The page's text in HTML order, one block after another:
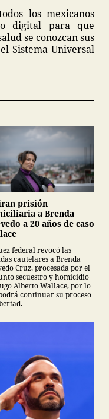
los mexicanos
digital para que
se conozcan sus
Sistema Universal
prisión
a Brenda
a 20 años de caso
federal revocó las
cautelares a Brenda
Cruz, procesada por el
secuestro y homicidio
Alberto Wallace, por lo
continuar su proceso